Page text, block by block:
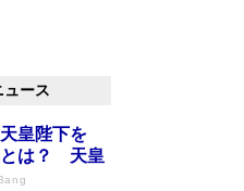
ュース
皇陛下を
とは？ 天皇